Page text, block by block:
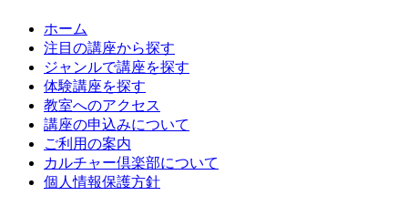
ホーム
注目の講座から探す
ジャンルで講座を探す
体験講座を探す
教室へのアクセス
講座の申込みについて
ご利用の案内
カルチャー倶楽部について
個人情報保護方針